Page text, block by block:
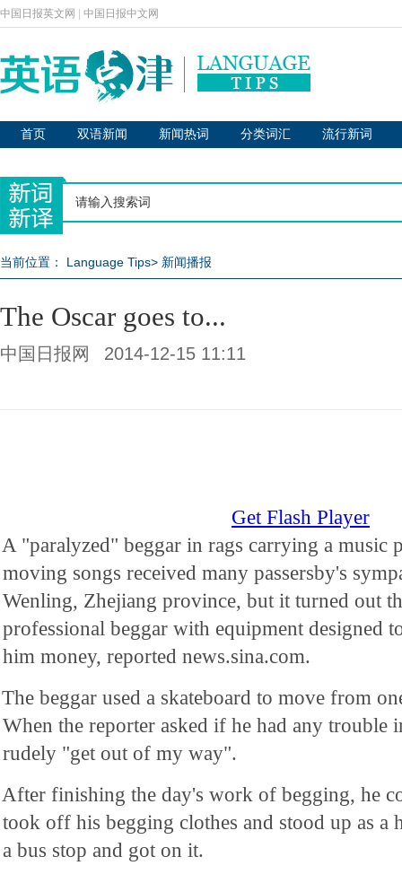
中国日报英文网 中国日报中文网
首页 双语新闻 新闻热词 分类词汇 流行新词
当前位置： Language Tips> 新闻播报
The Oscar goes to...
中国日报网 2014-12-15 11:11
Get Flash Player
A "paralyzed" beggar in rags carrying a music
moving songs received many passersby's
Wenling, Zhejiang province, but it turned out
professional beggar with equipment designed
him money, reported news.sina.com.
The beggar used a skateboard to move from
When the reporter asked if he had any trouble
rudely "get out of my way".
After finishing the day's work of begging, he
took off his begging clothes and stood up as a
a bus stop and got on it.